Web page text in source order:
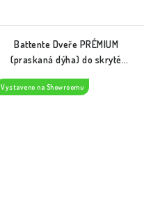
Battente Dveře PRÉMIUM
(praskaná dýha) do skryté
Vystaveno na Showroomu